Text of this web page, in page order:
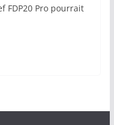
FDP20 Pro pourrait